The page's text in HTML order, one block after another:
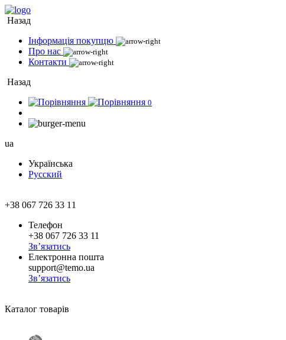
Назад
Інформація покупцю
Про нас
Контакти
Назад
0
ua
Українська
Русский
+38 067 726 33 11
Телефон
+38 067 726 33 11
Зв’язатись
Електронна пошта
support@temo.ua
Зв’язатись
Каталог товарів